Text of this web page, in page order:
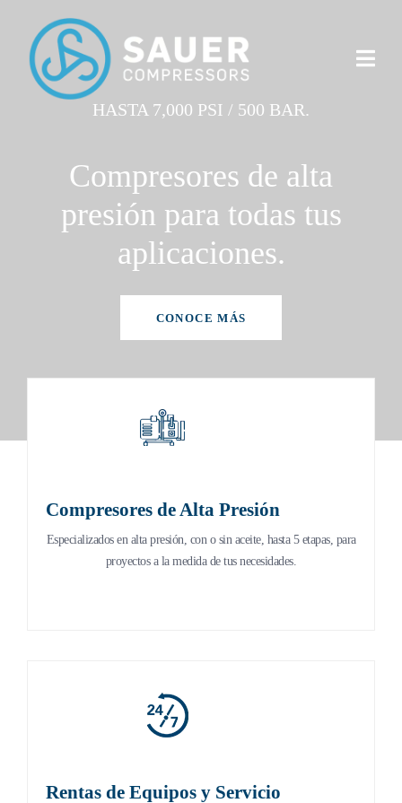
HASTA 7,000 PSI / 500 BAR.
Compresores de alta
presión para todas tus
aplicaciones.
CONOCE MÁS
Compresores de Alta Presión
Especializados en alta presión, con o sin aceite, hasta 5 etapas, para
proyectos a la medida de tus necesidades.
Compresores de Alta Presión
Especializados en alta presión, con o sin aceite, hasta 5 etapas, a la
medida de tus necesidades.
Rentas de Equipos y Servicio
Rentas de Equipos y Servicio